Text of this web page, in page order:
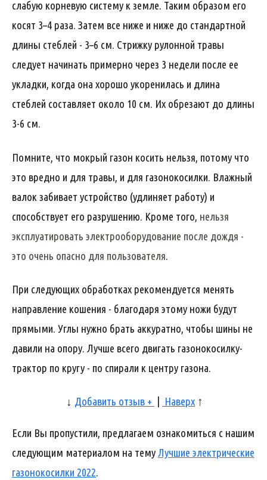
слабую корневую систему к земле. Таким образом его
косят 3–4 раза. Затем все ниже и ниже до стандартной
длины стеблей - 3–6 см. Стрижку рулонной травы
следует начинать примерно через 3 недели после ее
укладки, когда она хорошо укоренилась и длина
стеблей составляет около 10 см. Их обрезают до длины
3-6 см.
Помните, что мокрый газон косить нельзя, потому что
это вредно и для травы, и для газонокосилки. Влажный
валок забивает устройство (удлиняет работу) и
способствует его разрушению. Кроме того, нельзя
эксплуатировать электрооборудование после дождя -
это очень опасно для пользователя.
При следующих обработках рекомендуется менять
направление кошения - благодаря этому ножи будут
прямыми. Углы нужно брать аккуратно, чтобы шины не
давили на опору. Лучше всего двигать газонокосилку-
трактор по кругу - по спирали к центру газона.
↓ Добавить отзыв + Наверх ↑
Если Вы пропустили, предлагаем ознакомиться с нашим
следующим материалом на темуЛучшие электрические
газонокосилки 2022.